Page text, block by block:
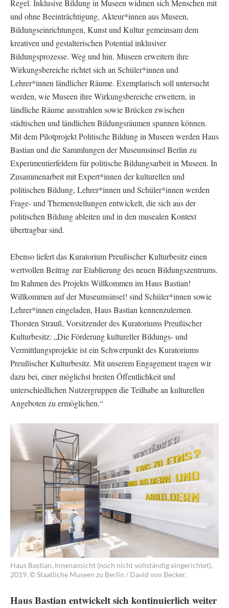
Regel. Inklusive Bildung in Museen widmen sich Menschen mit
und ohne Beeinträchtigung, Akteur*innen aus Museen,
Bildungseinrichtungen, Kunst und Kultur gemeinsam dem
kreativen und gestalterischen Potential inklusiver
Bildungsprozesse. Weg und hin. Museen erweitern ihre
Wirkungsbereiche richtet sich an Schüler*innen und
Lehrer*innen ländlicher Räume. Exemplarisch soll untersucht
werden, wie Museen ihre Wirkungsbereiche erweitern, in
ländliche Räume ausstrahlen sowie Brücken zwischen
städtischen und ländlichen Bildungsräumen spannen können.
Mit dem Pilotprojekt Politische Bildung in Museen werden Haus
Bastian und die Sammlungen der Museumsinsel Berlin zu
Experimentierfeldern für politische Bildungsarbeit in Museen. In
Zusammenarbeit mit Expert*innen der kulturellen und
politischen Bildung, Lehrer*innen und Schüler*innen werden
Frage- und Themenstellungen entwickelt, die sich aus der
politischen Bildung ableiten und in den musealen Kontext
übertragbar sind.
Ebenso liefert das Kuratorium Preußischer Kulturbesitz einen
wertvollen Beitrag zur Etablierung des neuen Bildungszentrums.
Im Rahmen des Projekts Willkommen im Haus Bastian!
Willkommen auf der Museumsinsel! sind Schüler*innen sowie
Lehrer*innen eingeladen, Haus Bastian kennenzulernen.
Thorsten Strauß, Vorsitzender des Kuratoriums Preußischer
Kulturbesitz: „Die Förderung kultureller Bildungs- und
Vermittlungsprojekte ist ein Schwerpunkt des Kuratoriums
Preußischer Kulturbesitz. Mit unserem Engagement tragen wir
dazu bei, einer möglichst breiten Öffentlichkeit und
unterschiedlichen Nutzergruppen die Teilhabe an kulturellen
Angeboten zu ermöglichen.“
Haus Bastian, Innenansicht (noch nicht vollständig eingerichtet),
2019. © Staatliche Museen zu Berlin / David von Becker.
Haus Bastian entwickelt sich kontinuierlich weiter